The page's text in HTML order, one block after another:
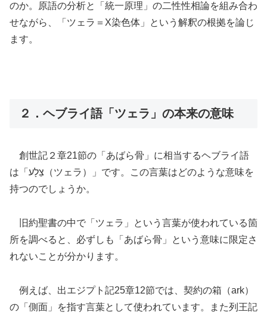
のか。原語の分析と「統一原理」の二性性相論を組み合わ
せながら、「ツェラ＝X染色体」という解釈の根拠を論じ
ます。
２．ヘブライ語「ツェラ」の本来の意味
創世記２章21節の「あばら骨」に相当するヘブライ語
は「צֵלָע（ツェラ）」です。この言葉はどのような意味を
持つのでしょうか。
旧約聖書の中で「ツェラ」という言葉が使われている箇
所を調べると、必ずしも「あばら骨」という意味に限定さ
れないことが分かります。
例えば、出エジプト記25章12節では、契約の箱（ark）
の「側面」を指す言葉として使われています。また列王記